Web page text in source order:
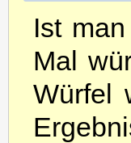
Ist
Mal
Würfel